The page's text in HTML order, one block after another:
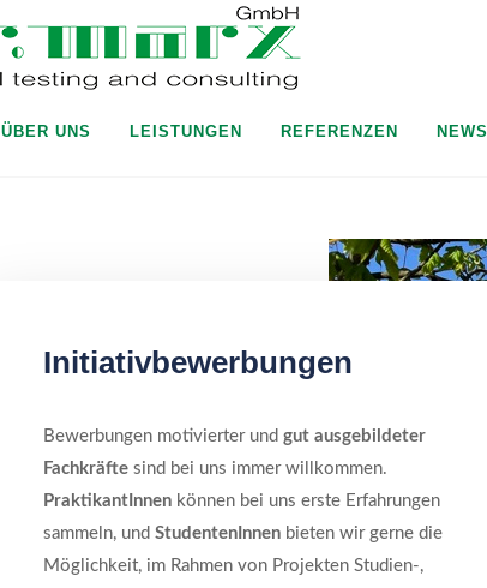
ÜBER UNS LEISTUNGEN REFERENZEN NEWS
Initiativbewerbungen
Bewerbungen motivierter und gut ausgebildeter
Fachkräfte sind bei uns immer willkommen.
PraktikantInnen können bei uns erste Erfahrungen
sammeln, und StudentenInnen bieten wir gerne die
Möglichkeit, im Rahmen von Projekten Studien-,